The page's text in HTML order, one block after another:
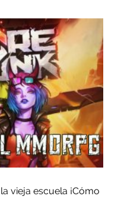
vieja escuela ¡Cómo